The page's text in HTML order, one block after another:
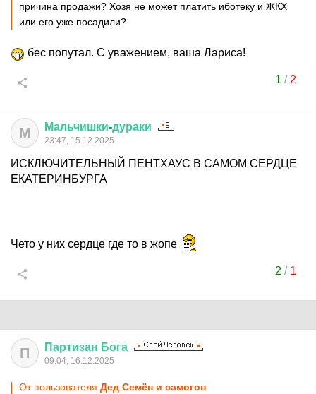
причина продажи? Хозя не может платить иботеку и ЖКХ
или его уже посадили?
бес попутал. С уважением, ваша Лариса!
1 / 2
М Мальчишки-дураки
23:47, 15.12.2025
ИСКЛЮЧИТЕЛЬНЫЙ ПЕНТХАУС В САМОМ СЕРДЦЕ
ЕКАТЕРИНБУРГА
Чето у них сердце где то в жопе
2 / 1
П Партизан Бога
09:04, 16.12.2025
От пользователя Дед Семён и самогон